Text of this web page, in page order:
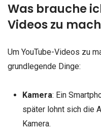
Was brauche
Videos zu
Um YouTube-Videos zu
grundlegende Dinge:
Kamera: Ein
später lohnt sich die
Kamera.